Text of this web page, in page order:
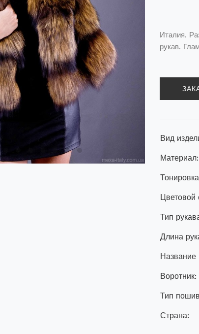
Италия.
рукав.
Вид
Материал:
Цветовой
Тип
Длина
Название
Воротник:
Тип
Страна: